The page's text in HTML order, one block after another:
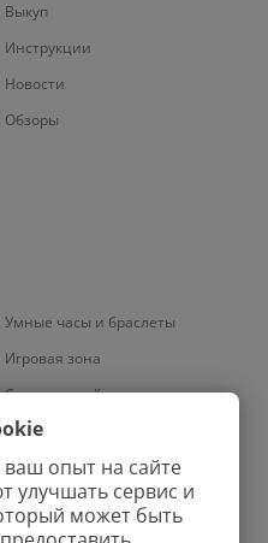
Выкуп
Инструкции
Новости
Обзоры
Умные часы и браслеты
Игровая зона
Смарт-устройства
Умный дом
Аудио
Зарядные устройства
Бритвы
опыт на сайте
улучшать сервис и
может быть